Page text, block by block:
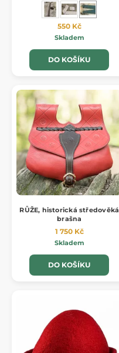
550 Kč
Skladem
DO KOŠÍKU
RŮŽE, historická středověká
brašna
1 750 Kč
Skladem
DO KOŠÍKU